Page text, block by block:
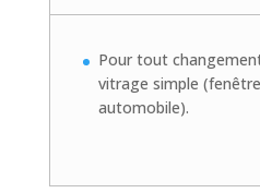
Pour tout
vitrage simple
automobile).